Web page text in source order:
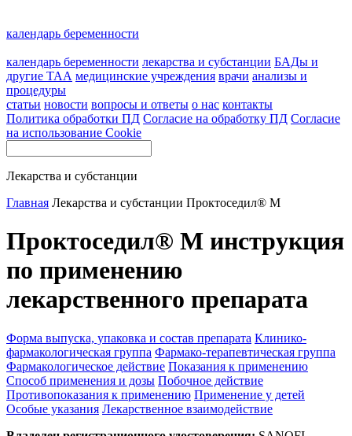
календарь беременности
календарь беременности лекарства и субстанции БАДы и
другие ТАА медицинские учреждения врачи анализы и
процедуры
статьи новости вопросы и ответы о нас контакты
Политика обработки ПД Согласие на обработку ПД Согласие
на использование Cookie
Лекарства и субстанции
Главная Лекарства и субстанции Проктоседил® М
Проктоседил® М инструкция
по применению
лекарственного препарата
Форма выпуска, упаковка и состав препарата Клинико-
фармакологическая группа Фармако-терапевтическая группа
Фармакологическое действие Показания к применению
Способ применения и дозы Побочное действие
Противопоказания к применению Применение у детей
Особые указания Лекарственное взаимодействие